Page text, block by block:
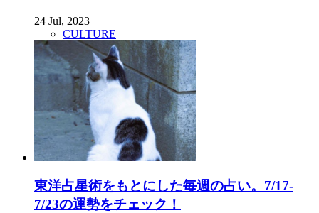
24 Jul, 2023
CULTURE
東洋占星術をもとにした毎週の占い。7/17-
7/23の運勢をチェック！